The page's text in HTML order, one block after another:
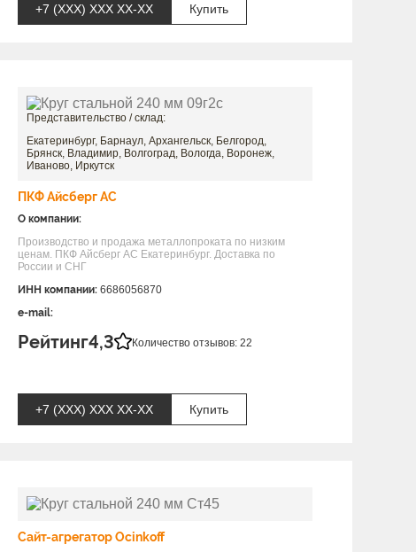
+7 (XXX) ХХХ ХХ-ХХ Купить
Представительство / склад:
Екатеринбург, Барнаул, Архангельск, Белгород,
Брянск, Владимир, Волгоград, Вологда, Воронеж,
Иваново, Иркутск
ПКФ Айсберг АС
О компании:
Производство и продажа металлопроката по низким
ценам. ПКФ Айсберг АС Екатеринбург. Доставка по
России и СНГ
ИНН компании: 6686056870
e-mail:
Рейтинг4,3 Количество отзывов: 22
+7 (XXX) ХХХ ХХ-ХХ Купить
Сайт-агрегатор Ocinkoff